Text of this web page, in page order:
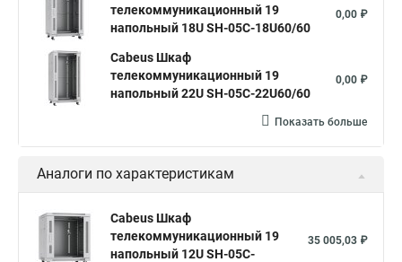
телекоммуникационный 19
напольный 18U SH-05C-18U60/60
0,00 ₽
Cabeus Шкаф
телекоммуникационный 19
напольный 22U SH-05C-22U60/60
0,00 ₽
Показать больше
Аналоги по характеристикам
Cabeus Шкаф
телекоммуникационный 19
напольный 12U SH-05C-
35 005,03 ₽